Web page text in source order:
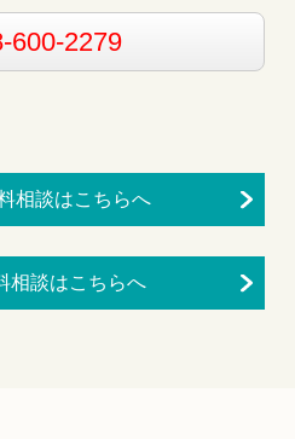
600-2279
相談はこちらへ
相談はこちらへ